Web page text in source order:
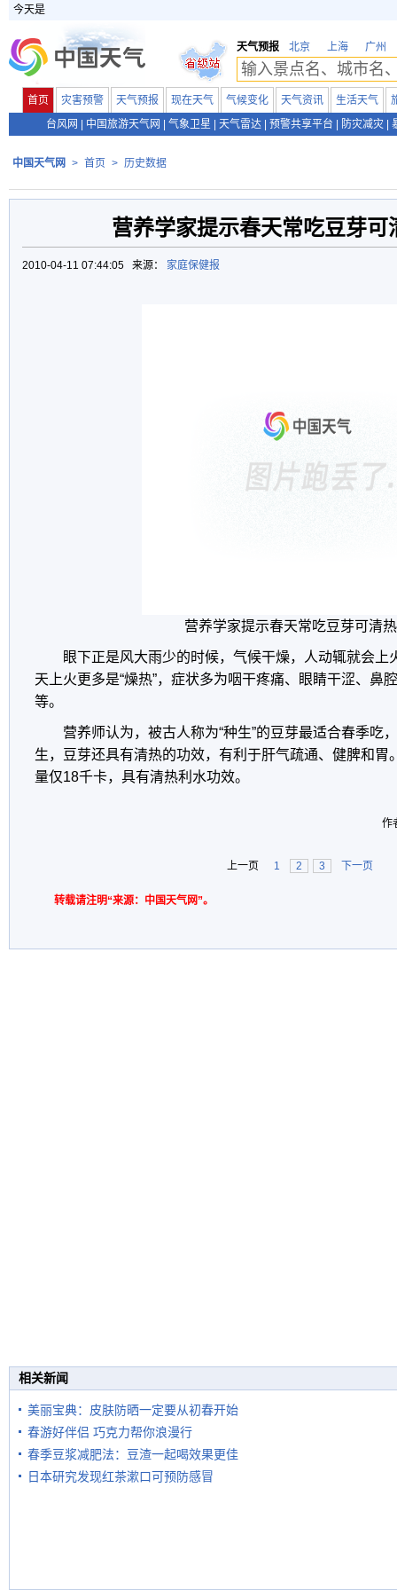
今天是
天气预报 北京 上海 广州
首页 灾害预警 天气预报 现在天气 气候变化 天气资讯 生活天气
台风网
中国旅游天气网 气象卫星 天气雷达 预警共享平台 防灾减灾
中国天气网 > 首页 > 历史数据
营养学家提示春天常吃豆芽可
2010-04-11 07:44:05 来源： 家庭保健报
营养学家提示春天常吃豆芽可清
眼下正是风大雨少的时候，气候干燥，人动辄就会上
天上火更多是“燥热”，症状多为咽干疼痛、眼睛干涩、鼻
等。
营养师认为，被古人称为“种生”的豆芽最适合春季吃
生，豆芽还具有清热的功效，有利于肝气疏通、健脾和胃
量仅18千卡，具有清热利水功效。
作
上一页 1 2 3 下一页
转载请注明“来源：中国天气网”。
相关新闻
美丽宝典：皮肤防晒一定要从初春开始
春游好伴侣 巧克力帮你浪漫行
春季豆浆减肥法：豆渣一起喝效果更佳
日本研究发现红茶漱口可预防感冒